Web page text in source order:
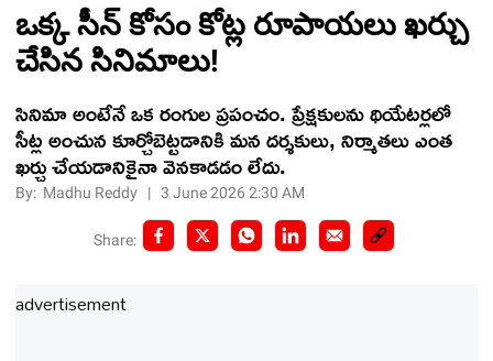
ఒక్క సీన్ కోసం కోట్ల రూపాయలు ఖర్చు
చేసిన సినిమాలు!
సినిమా అంటేనే ఒక రంగుల ప్రపంచం. ప్రేక్షకులను థియేటర్లలో
సీట్ల అంచున కూర్చోబెట్టడానికి మన దర్శకులు, నిర్మాతలు ఎంత
ఖర్చు చేయడానికైనా వెనకాడడం లేదు.
By: Madhu Reddy |3 June 2026 2:30 AM
Share:
advertisement